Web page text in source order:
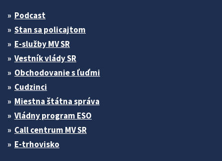
Podcast
Stan sa policajtom
E-služby MV SR
Vestník vlády SR
Obchodovanie s ľuďmi
Cudzinci
Miestna štátna správa
Vládny program ESO
Call centrum MV SR
E-trhovisko